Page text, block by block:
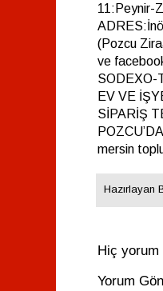
11:Peynir-
(Pozcu
ve
SODEXO-
EV VE
SİPARİŞ
mersin
Hazırlayan
Hiç yorum
Yorum